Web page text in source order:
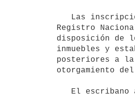
Registro
disposición de
inmuebles y
posteriores a
otorgamiento